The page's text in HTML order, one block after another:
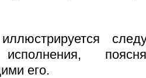
исполнения,
его.